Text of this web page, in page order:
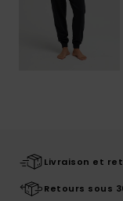
Livraison et
Retours sous